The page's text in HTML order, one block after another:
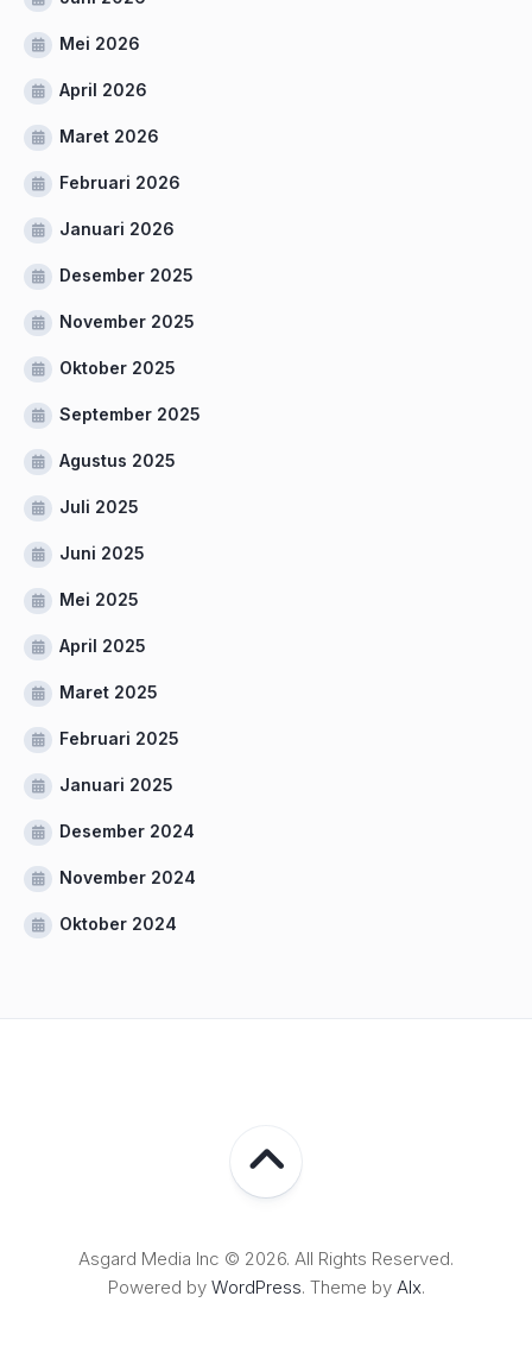
Mei 2026
April 2026
Maret 2026
Februari 2026
Januari 2026
Desember 2025
November 2025
Oktober 2025
September 2025
Agustus 2025
Juli 2025
Juni 2025
Mei 2025
April 2025
Maret 2025
Februari 2025
Januari 2025
Desember 2024
November 2024
Oktober 2024
Asgard Media Inc © 2026. All Rights Reserved.
Powered by WordPress. Theme by Alx.